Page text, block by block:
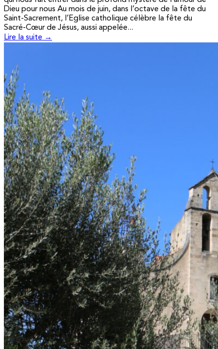
Dieu pour nous Au mois de juin, dans l’octave de la fête du
Saint-Sacrement, l’Eglise catholique célèbre la fête du
Sacré-Cœur de Jésus, aussi appelée...
Lire la suite →